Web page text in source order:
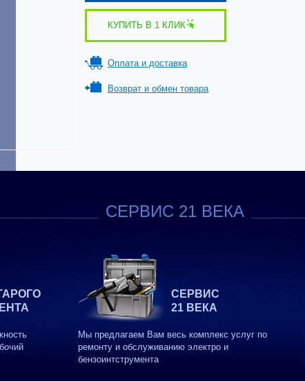
КУПИТЬ В 1 КЛИК
Оплата и доставка
Возврат и обмен товара
СЕРВИС 21 ВЕКА
СЕРВИС
21 ВЕКА
Мы предлагаем Вам весь комплекс услуг по
ремонту и обслуживанию электро и
бензоинтструмента